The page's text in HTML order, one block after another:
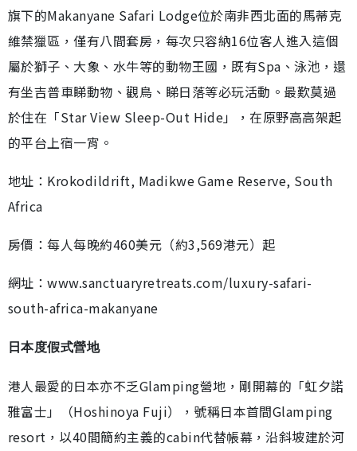
旗下的Makanyane Safari Lodge位於南非西北面的馬蒂克
維禁獵區，僅有八間套房，每次只容納16位客人進入這個
屬於獅子、大象、水牛等的動物王國，既有Spa、泳池，還
有坐吉普車睇動物、觀鳥、睇日落等必玩活動。最歎莫過
於住在「Star View Sleep-Out Hide」，在原野高高架起
的平台上宿一宵。
地址：Krokodildrift, Madikwe Game Reserve, South
Africa
房價：每人每晚約460美元（約3,569港元）起
網址：www.sanctuaryretreats.com/luxury-safari-
south-africa-makanyane
日本度假式營地
港人最愛的日本亦不乏Glamping營地，剛開幕的「虹夕諾
雅富士」（Hoshinoya Fuji），號稱日本首間Glamping
resort，以40間簡約主義的cabin代替帳幕，沿斜坡建於河